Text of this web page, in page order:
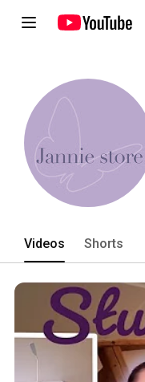
Videos Shorts